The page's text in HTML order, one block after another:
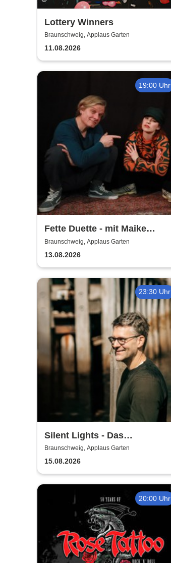
Lottery Winners
Braunschweig, Applaus Garten
11.08.2026
19:00 Uhr
Fette Duette - mit Maike
Jacobs & Markus Schultze
Braunschweig, Applaus Garten
13.08.2026
23:30 Uhr
Silent Lights - Das
Mitternachtskonzert
Braunschweig, Applaus Garten
15.08.2026
20:00 Uhr